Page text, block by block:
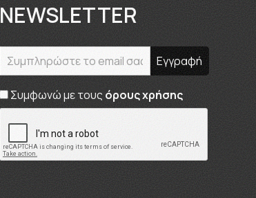
NEWSLETTER
Συμφωνώ με τους όρους χρήσης